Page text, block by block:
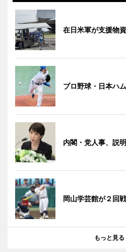
在日米軍が支援物
プロ野球・日本ハ
内閣・党人事、説
岡山学芸館が２回
もっと見る